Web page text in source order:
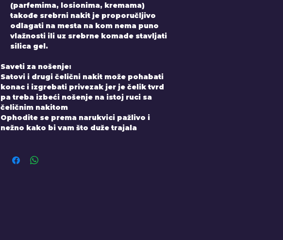
(parfemima, losionima, kremama)
takođe srebrni nakit je proporučljivo
odlagati na mesta na kom nema puno
vlažnosti ili uz srebrne komade stavljati
silica gel.
Saveti za nošenje:
Satovi i drugi čelični nakit može pohabati
konac i izgrebati privezak jer je čelik tvrd
pa treba izbeći nošenje na istoj ruci sa
čeličnim nakitom
Ophodite se prema narukvici pažlivo i
nežno kako bi vam što duže trajala